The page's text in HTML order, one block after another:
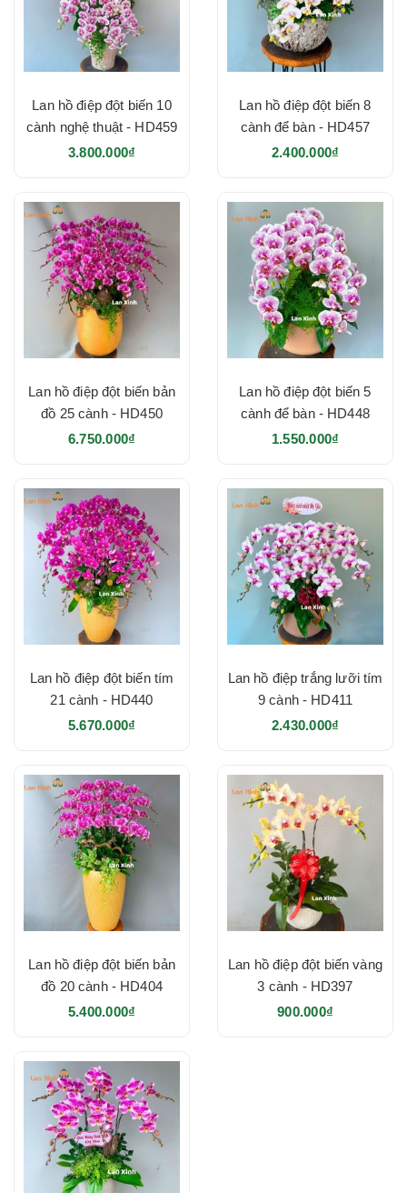
Lan hồ điệp đột biến 10
cành nghệ thuật - HD459
3.800.000₫
Lan hồ điệp đột biến 8
cành để bàn - HD457
2.400.000₫
Lan hồ điệp đột biến bản
đồ 25 cành - HD450
6.750.000₫
Lan hồ điệp đột biến 5
cành để bàn - HD448
1.550.000₫
Lan hồ điệp đột biến tím
21 cành - HD440
5.670.000₫
Lan hồ điệp trắng lưỡi tím
9 cành - HD411
2.430.000₫
Lan hồ điệp đột biến bản
đồ 20 cành - HD404
5.400.000₫
Lan hồ điệp đột biến vàng
3 cành - HD397
900.000₫